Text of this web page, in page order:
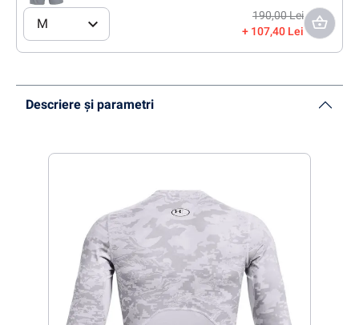
M
190,00 Lei
107,40 Lei
Descriere și parametri